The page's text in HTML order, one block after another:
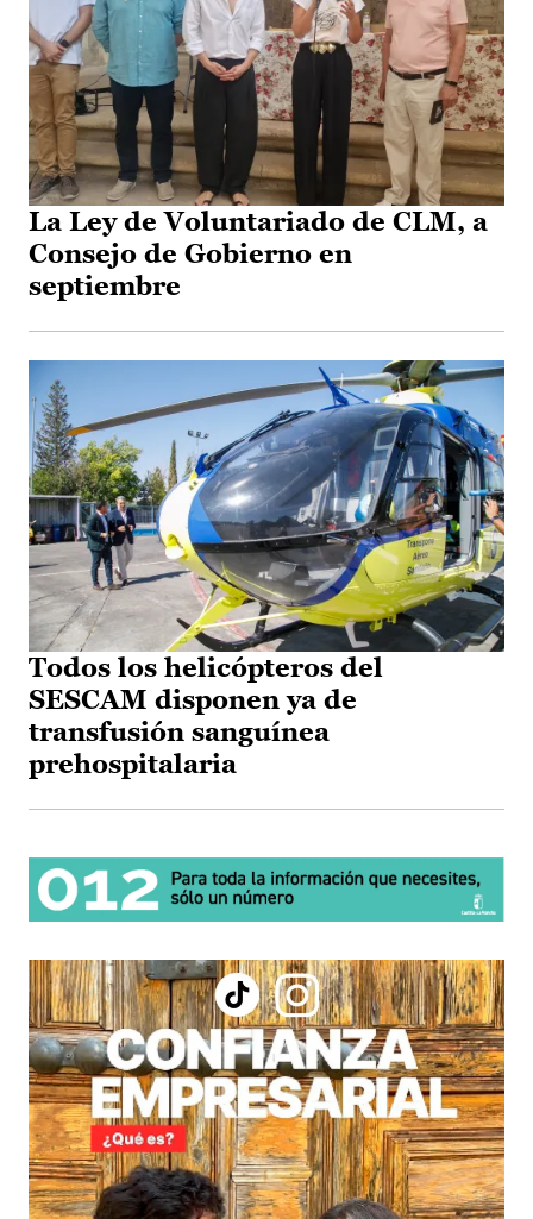
La Ley de Voluntariado de CLM, a
Consejo de Gobierno en
septiembre
Todos los helicópteros del
SESCAM disponen ya de
transfusión sanguínea
prehospitalaria